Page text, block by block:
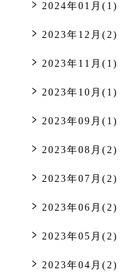
2024年01月(1)
2023年12月(2)
2023年11月(1)
2023年10月(1)
2023年09月(1)
2023年08月(2)
2023年07月(2)
2023年06月(2)
2023年05月(2)
2023年04月(2)